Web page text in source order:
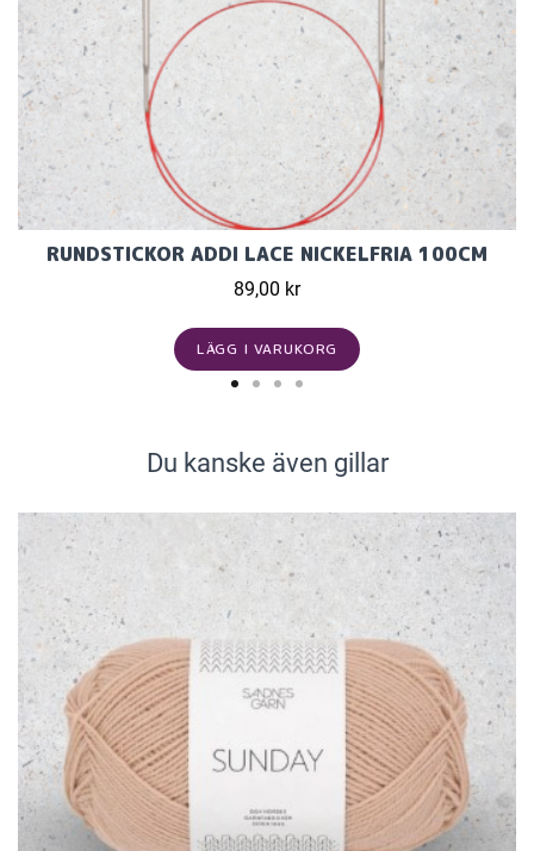
RUNDSTICKOR ADDI LACE NICKELFRIA 100CM
89,00 kr
LÄGG I VARUKORG
Du kanske även gillar